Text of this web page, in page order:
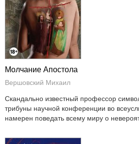
Молчание Апостола
Вершовский Михаил
Скандально известный профессор
трибуны научной конференции во
намерен поведать всему миру о